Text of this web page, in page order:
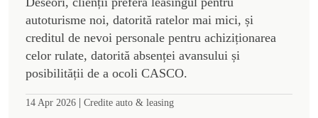
autoturisme noi, datorită ratelor mai mici, și
creditul de nevoi personale pentru achiziționarea
celor rulate, datorită absenței avansului și
posibilității de a ocoli CASCO.
14 Apr 2026 | Credite auto & leasing